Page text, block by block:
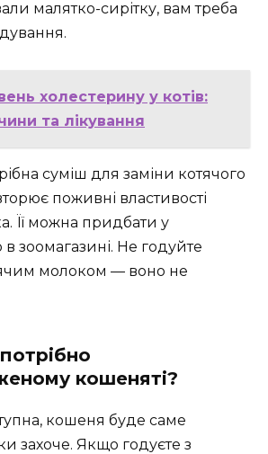
малятко-сирітку, вам треба
холестерину у котів:
та лікування
суміш для заміни котячого
поживні властивості
Її можна придбати у
зоомагазині. Не годуйте
молоком — воно не
кошеняті?
кошеня буде саме
захоче. Якщо годуєте з